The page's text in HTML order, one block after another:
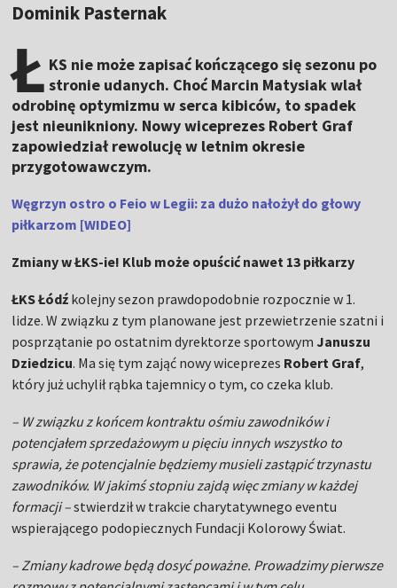
Dominik Pasternak
Ł KS nie może zapisać kończącego się sezonu po
stronie udanych. Choć Marcin Matysiak wlał
odrobinę optymizmu w serca kibiców, to spadek
jest nieunikniony. Nowy wiceprezes Robert Graf
zapowiedział rewolucję w letnim okresie
przygotowawczym.
Węgrzyn ostro o Feio w Legii: za dużo nałożył do głowy
piłkarzom [WIDEO]
Zmiany w ŁKS-ie! Klub może opuścić nawet 13 piłkarzy
ŁKS Łódź kolejny sezon prawdopodobnie rozpocznie w 1.
lidze. W związku z tym planowane jest przewietrzenie szatni i
posprzątanie po ostatnim dyrektorze sportowym Januszu
Dziedzicu. Ma się tym zająć nowy wiceprezes Robert Graf,
który już uchylił rąbka tajemnicy o tym, co czeka klub.
– W związku z końcem kontraktu ośmiu zawodników i
potencjałem sprzedażowym u pięciu innych wszystko to
sprawia, że potencjalnie będziemy musieli zastąpić trzynastu
zawodników. W jakimś stopniu zajdą więc zmiany w każdej
formacji –stwierdził w trakcie charytatywnego eventu
wspierającego podopiecznych Fundacji Kolorowy Świat.
– Zmiany kadrowe będą dosyć poważne. Prowadzimy pierwsze